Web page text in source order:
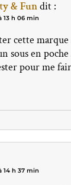
& Fundit :
13 h 06 min
cette marque
sous en
pour me
14 h 37 min